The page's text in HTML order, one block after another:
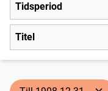
Tidsperiod
Titel